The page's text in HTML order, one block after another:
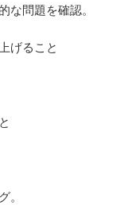
問題を確認。
げること